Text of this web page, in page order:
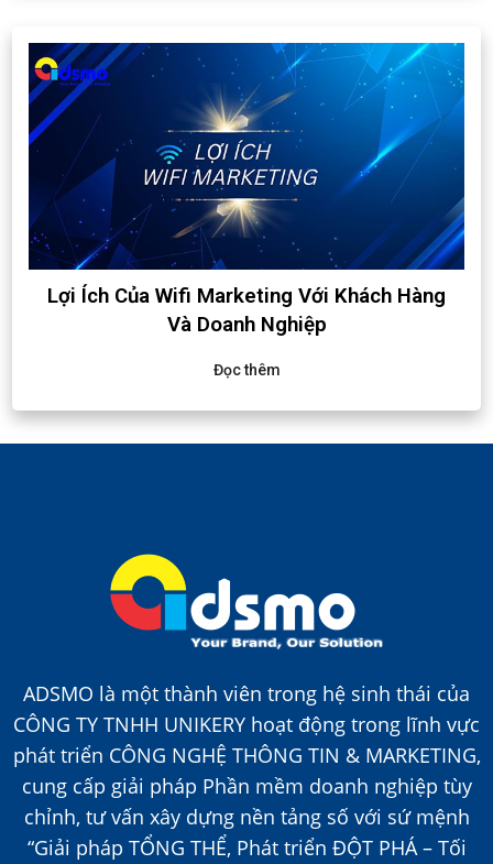
Lợi Ích Của Wifi Marketing Với Khách Hàng
Và Doanh Nghiệp
Đọc thêm
ADSMO là một thành viên trong hệ sinh thái của
CÔNG TY TNHH UNIKERY hoạt động trong lĩnh vực
phát triển CÔNG NGHỆ THÔNG TIN & MARKETING,
cung cấp giải pháp Phần mềm doanh nghiệp tùy
chỉnh, tư vấn xây dựng nền tảng số với sứ mệnh
“Giải pháp TỔNG THỂ, Phát triển ĐỘT PHÁ – Tối